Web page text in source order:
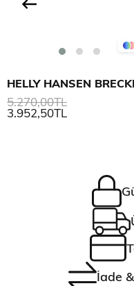
3.952,50TL
5.270,00TL
İade